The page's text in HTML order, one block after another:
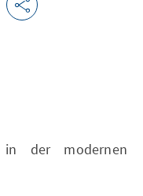
in der modernen